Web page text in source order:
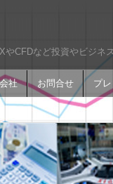
CFDなど投資やビジネ
社 お問合せ プ